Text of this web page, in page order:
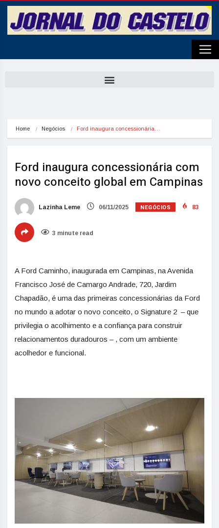
Home Negócios Ford inaugura concessionária…
Ford inaugura concessionária com
novo conceito global em Campinas
Lazinha Leme 06/11/2025 NEGÓCIOS 83
3 minute read
A Ford Caminho, inaugurada em Campinas, na Avenida
Francisco José de Camargo Andrade, 720, Jardim
Chapadão, é uma das primeiras concessionárias da Ford
no mundo a adotar o novo conceito, o Signature 2 – que
privilegia o acolhimento e a confiança para construir
relacionamentos duradouros – , com um ambiente
acolhedor e funcional.